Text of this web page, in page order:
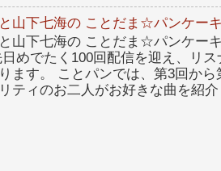
山下七海の ことだま☆パンケー
山下七海の ことだま☆パンケー
めでたく100回配信を迎え、リ
ます。 ことパンでは、第3回か
ティのお二人がお好きな曲を紹